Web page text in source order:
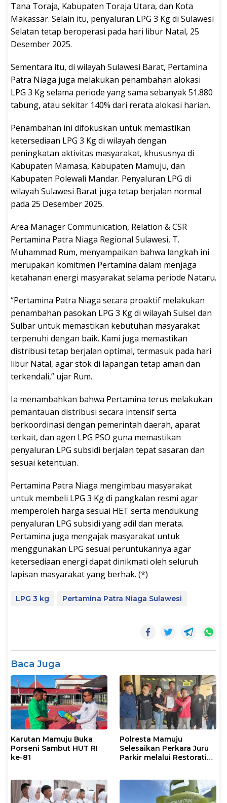
Tana Toraja, Kabupaten Toraja Utara, dan Kota
Makassar. Selain itu, penyaluran LPG 3 Kg di Sulawesi
Selatan tetap beroperasi pada hari libur Natal, 25
Desember 2025.
Sementara itu, di wilayah Sulawesi Barat, Pertamina
Patra Niaga juga melakukan penambahan alokasi
LPG 3 Kg selama periode yang sama sebanyak 51.880
tabung, atau sekitar 140% dari rerata alokasi harian.
Penambahan ini difokuskan untuk memastikan
ketersediaan LPG 3 Kg di wilayah dengan
peningkatan aktivitas masyarakat, khususnya di
Kabupaten Mamasa, Kabupaten Mamuju, dan
Kabupaten Polewali Mandar. Penyaluran LPG di
wilayah Sulawesi Barat juga tetap berjalan normal
pada 25 Desember 2025.
Area Manager Communication, Relation & CSR
Pertamina Patra Niaga Regional Sulawesi, T.
Muhammad Rum, menyampaikan bahwa langkah ini
merupakan komitmen Pertamina dalam menjaga
ketahanan energi masyarakat selama periode Nataru.
“Pertamina Patra Niaga secara proaktif melakukan
penambahan pasokan LPG 3 Kg di wilayah Sulsel dan
Sulbar untuk memastikan kebutuhan masyarakat
terpenuhi dengan baik. Kami juga memastikan
distribusi tetap berjalan optimal, termasuk pada hari
libur Natal, agar stok di lapangan tetap aman dan
terkendali,” ujar Rum.
Ia menambahkan bahwa Pertamina terus melakukan
pemantauan distribusi secara intensif serta
berkoordinasi dengan pemerintah daerah, aparat
terkait, dan agen LPG PSO guna memastikan
penyaluran LPG subsidi berjalan tepat sasaran dan
sesuai ketentuan.
Pertamina Patra Niaga mengimbau masyarakat
untuk membeli LPG 3 Kg di pangkalan resmi agar
memperoleh harga sesuai HET serta mendukung
penyaluran LPG subsidi yang adil dan merata.
Pertamina juga mengajak masyarakat untuk
menggunakan LPG sesuai peruntukannya agar
ketersediaan energi dapat dinikmati oleh seluruh
lapisan masyarakat yang berhak. (*)
LPG 3 kg Pertamina Patra Niaga Sulawesi
Baca Juga
Karutan Mamuju Buka
Porseni Sambut HUT RI
ke-81
Polresta Mamuju
Selesaikan Perkara Juru
Parkir melalui Restorative